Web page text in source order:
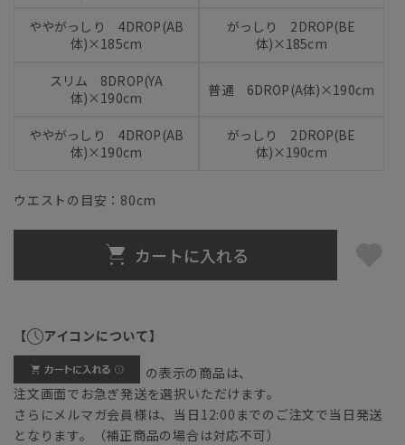
ややがっしり 4DROP(AB
体)×185cm
がっしり 2DROP(BE
体)×185cm
スリム 8DROP(YA
体)×190cm
普通 6DROP(A体)×190cm
ややがっしり 4DROP(AB
体)×190cm
がっしり 2DROP(BE
体)×190cm
ウエストの目安： 80cm
カートに入れる
【 アイコンについて】
の表示の商品は、
注文画面でお急ぎ発送を選択いただけます。
さらにメルマガ会員様は、当日12:00までのご注文で当日発送
となります。（補正商品の場合は対応不可）